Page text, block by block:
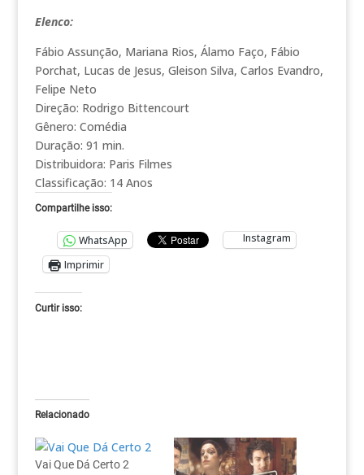
Elenco:
Fábio Assunção, Mariana Rios, Álamo Faço, Fábio
Porchat, Lucas de Jesus, Gleison Silva, Carlos Evandro,
Felipe Neto
Direção: Rodrigo Bittencourt
Gênero: Comédia
Duração: 91 min.
Distribuidora: Paris Filmes
Classificação: 14 Anos
Compartilhe isso:
WhatsApp
Instagram
Imprimir
Curtir isso:
Relacionado
Vai Que Dá Certo 2